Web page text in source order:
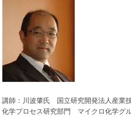
講師：川波肇氏 国立研究開発法人産業
化学プロセス研究部門 マイクロ化学グ